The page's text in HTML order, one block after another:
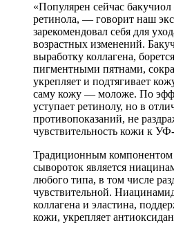
«Популярен сейчас
ретинола, — говорит наш
зарекомендовал себя для
возрастных изменений.
выработку коллагена,
пигментными пятнами,
укрепляет и подтягивает
саму кожу — моложе. По
уступает ретинолу, но в
противопоказаний, не
чувствительность кожи к
Традиционным компонентом
сывороток является
любого типа, в том числе
чувствительной.
коллагена и эластина,
кожи, укрепляет